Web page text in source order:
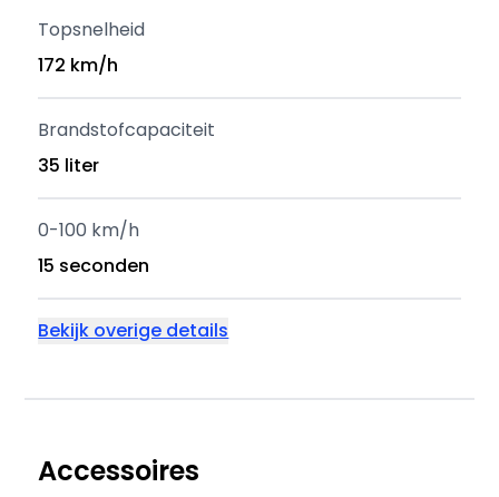
Topsnelheid
172 km/h
Brandstofcapaciteit
35 liter
0-100 km/h
15 seconden
Bekijk overige details
Accessoires